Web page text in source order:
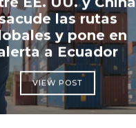
sacude las rutas
y pone en
a Ecuador
VIEW POST